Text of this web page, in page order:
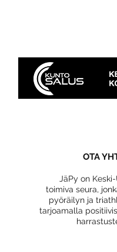
OTA
JäPy on
toimiva seura,
pyöräilyn ja
tarjoamalla